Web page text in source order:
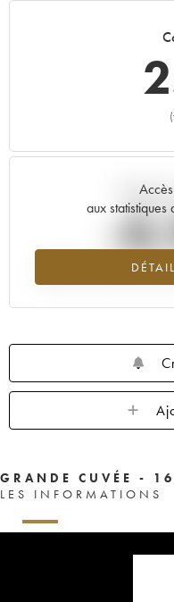
aux-
Tendance à la baisse du
GRANDE CUVÉE -
LES INFORMATIONS